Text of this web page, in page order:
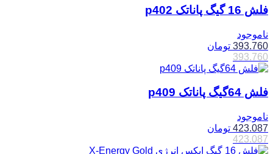
فلش 16 گیگ پاناتک p402
ناموجود
393.760 تومان
393.760
فلش 64گیگ پاناتک p409
ناموجود
423.087 تومان
423.087